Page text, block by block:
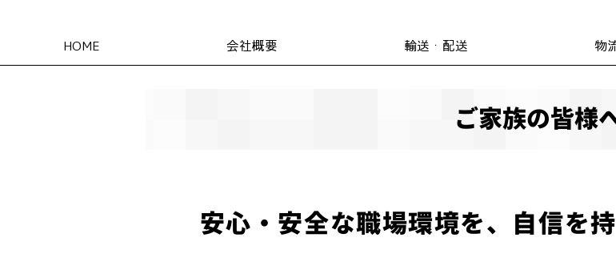
HOME 会社概要 輸送・配送 物
ご家族の皆様
安心・安全な職場環境を、自信を